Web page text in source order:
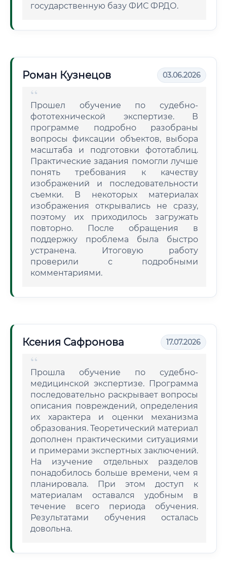
государственную базу ФИС ФРДО.
Роман Кузнецов 03.06.2026
Прошел обучение по судебно-
фототехнической экспертизе. В
программе подробно разобраны
вопросы фиксации объектов, выбора
масштаба и подготовки фототаблиц.
Практические задания помогли лучше
понять требования к качеству
изображений и последовательности
съемки. В некоторых материалах
изображения открывались не сразу,
поэтому их приходилось загружать
повторно. После обращения в
поддержку проблема была быстро
устранена. Итоговую работу
проверили с подробными
комментариями.
Ксения Сафронова 17.07.2026
Прошла обучение по судебно-
медицинской экспертизе. Программа
последовательно раскрывает вопросы
описания повреждений, определения
их характера и оценки механизма
образования. Теоретический материал
дополнен практическими ситуациями
и примерами экспертных заключений.
На изучение отдельных разделов
понадобилось больше времени, чем я
планировала. При этом доступ к
материалам оставался удобным в
течение всего периода обучения.
Результатами обучения осталась
довольна.